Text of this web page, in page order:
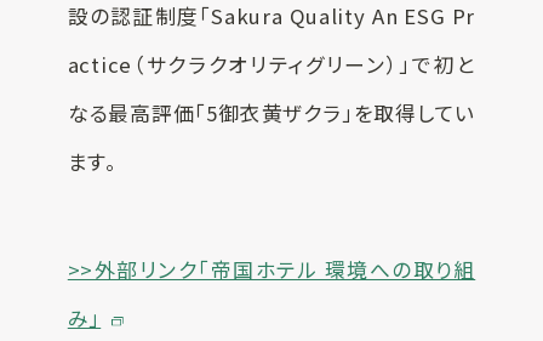
設の認証制度「Sakura Quality An ESG Pr
actice（サクラクオリティグリーン）」で初と
なる最高評価「5御衣黄ザクラ」を取得してい
ます。
>>外部リンク「帝国ホテル 環境への取り組
み」